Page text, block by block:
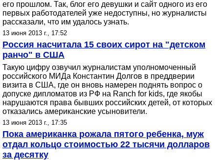
его прошлом. Так, блог его девушки и сайт одного из его
первых работодателей уже недоступны, но журналисты
рассказали, что им удалось узнать.
13 июня 2013 г., 17:52
Россия насчитала 15 своих сирот на "детском
ранчо" в США
Такую цифру озвучил журналистам уполномоченный
российского МИДа Константин Долгов в преддверии
визита в США, где он вновь намерен поднять вопрос о
допуске дипломатов из РФ на Ranch for kids, где якобы
нарушаются права бывших российских детей, от которых
отказались американские усыновители.
13 июня 2013 г., 17:35
Пока американка рожала пятого ребенка, муж
отдал кольцо стоимостью 22 тысячи долларов
за десятку